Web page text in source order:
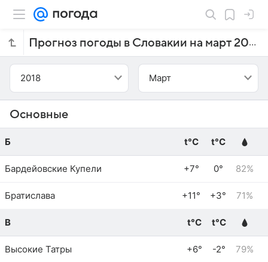
Прогноз погоды в Словакии на март 2018 года
2018 Март
Основные
Б t°C t°C
Бардейовские Купели +7° 0° 82%
Братислава +11° +3° 71%
В t°C t°C
Высокие Татры +6° -2° 79%